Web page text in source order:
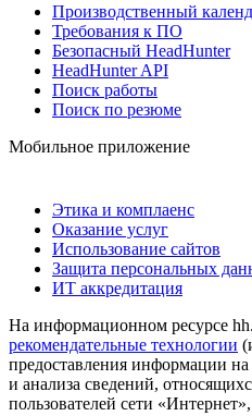
Производственный
Требования к ПО
Безопасный HeadHunter
HeadHunter API
Поиск работы
Поиск по резюме
Мобильное приложение
Этика и комплаенс
Оказание услуг
Использование сайтов
Защита персональных
ИТ аккредитация
На информационном ресурсе
рекомендательные технологии
предоставления информации на
и анализа сведений,
пользователей сети